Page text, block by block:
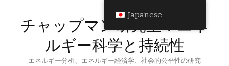
チャップマン研究室：エネ
ルギー科学と持続性
エネルギー分析、エネルギー経済学、社会的公平性の研究
Japanese